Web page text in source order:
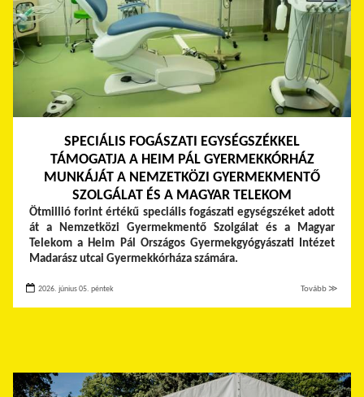
SPECIÁLIS FOGÁSZATI EGYSÉGSZÉKKEL
TÁMOGATJA A HEIM PÁL GYERMEKKÓRHÁZ
MUNKÁJÁT A NEMZETKÖZI GYERMEKMENTŐ
SZOLGÁLAT ÉS A MAGYAR TELEKOM
Ötmillió forint értékű speciális fogászati egységszéket adott
át a Nemzetközi Gyermekmentő Szolgálat és a Magyar
Telekom a Heim Pál Országos Gyermekgyógyászati Intézet
Madarász utcai Gyermekkórháza számára.
2026. június 05. péntek Tovább ≫